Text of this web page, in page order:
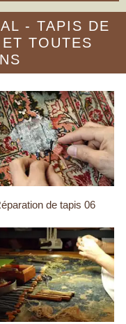
- TAPIS DE
TOUTES
de tapis 06